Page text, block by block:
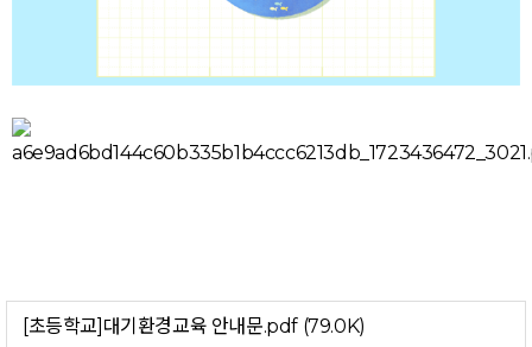
[초등학교]대기환경교육 안내문.pdf (79.0K)